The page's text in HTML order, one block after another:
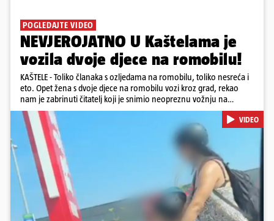
POGLEDAJTE VIDEO
NEVJEROJATNO U Kaštelama je
vozila dvoje djece na romobilu!
KAŠTELE - Toliko članaka s ozljedama na romobilu, toliko nesreća i
eto. Opet žena s dvoje djece na romobilu vozi kroz grad, rekao
nam je zabrinuti čitatelj koji je snimio neopreznu vožnju na
romobilu u četvrtak prijepodne. Podsjetimo, mjesec i pol od smrti
dječaka (14) u Metkoviću, pad s električnog romobila odnio je još
jedan mladi život. Unatoč naporima liječnika KBC-a Zagreb, u
ponedjeljak maloljetnik je podlegao ozljedama zadobivenima u
padu s romobila.
Pokretanje videa...
VIDEO